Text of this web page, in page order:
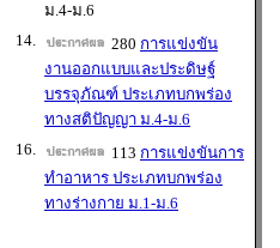
ม.4-ม.6
14. 280 การแข่งขัน
งานออกแบบและประดิษฐ์
บรรจุภัณฑ์ ประเภทบกพร่อง
ทางสติปัญญา ม.4-ม.6
16. 113 การแข่งขันการ
ทำอาหาร ประเภทบกพร่อง
ทางร่างกาย ม.1-ม.6